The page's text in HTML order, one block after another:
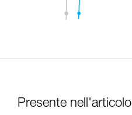
Presente nell'articolo